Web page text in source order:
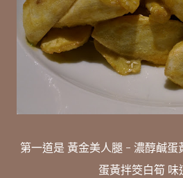
第一道是 黃金美人腿 - 濃醇鹹蛋
蛋黃拌筊白筍 味